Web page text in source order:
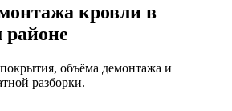
кровли в
объёма демонтажа и
разборки.